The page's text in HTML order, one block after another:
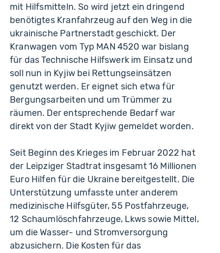
mit Hilfsmitteln. So wird jetzt ein dringend
benötigtes Kranfahrzeug auf den Weg in die
ukrainische Partnerstadt geschickt. Der
Kranwagen vom Typ MAN 4520 war bislang
für das Technische Hilfswerk im Einsatz und
soll nun in Kyjiw bei Rettungseinsätzen
genutzt werden. Er eignet sich etwa für
Bergungsarbeiten und um Trümmer zu
räumen. Der entsprechende Bedarf war
direkt von der Stadt Kyjiw gemeldet worden.
Seit Beginn des Krieges im Februar 2022 hat
der Leipziger Stadtrat insgesamt 16 Millionen
Euro Hilfen für die Ukraine bereitgestellt. Die
Unterstützung umfasste unter anderem
medizinische Hilfsgüter, 55 Postfahrzeuge,
12 Schaumlöschfahrzeuge, Lkws sowie Mittel,
um die Wasser- und Stromversorgung
abzusichern. Die Kosten für das